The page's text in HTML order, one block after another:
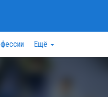
Ещё